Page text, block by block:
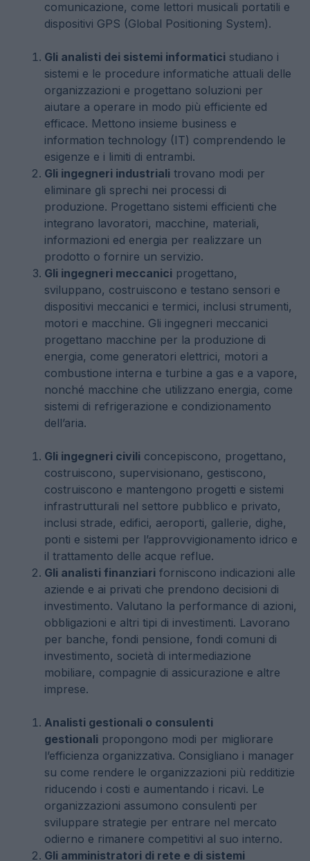
comunicazione, come lettori musicali portatili e
dispositivi GPS (Global Positioning System).
Gli analisti dei sistemi informatici studiano i
sistemi e le procedure informatiche attuali delle
organizzazioni e progettano soluzioni per
aiutare a operare in modo più efficiente ed
efficace. Mettono insieme business e
information technology (IT) comprendendo le
esigenze e i limiti di entrambi.
Gli ingegneri industriali trovano modi per
eliminare gli sprechi nei processi di
produzione. Progettano sistemi efficienti che
integrano lavoratori, macchine, materiali,
informazioni ed energia per realizzare un
prodotto o fornire un servizio.
Gli ingegneri meccanici progettano,
sviluppano, costruiscono e testano sensori e
dispositivi meccanici e termici, inclusi strumenti,
motori e macchine. Gli ingegneri meccanici
progettano macchine per la produzione di
energia, come generatori elettrici, motori a
combustione interna e turbine a gas e a vapore,
nonché macchine che utilizzano energia, come
sistemi di refrigerazione e condizionamento
dell’aria.
Gli ingegneri civili concepiscono, progettano,
costruiscono, supervisionano, gestiscono,
costruiscono e mantengono progetti e sistemi
infrastrutturali nel settore pubblico e privato,
inclusi strade, edifici, aeroporti, gallerie, dighe,
ponti e sistemi per l’approvvigionamento idrico e
il trattamento delle acque reflue.
Gli analisti finanziari forniscono indicazioni alle
aziende e ai privati ​​che prendono decisioni di
investimento. Valutano la performance di azioni,
obbligazioni e altri tipi di investimenti. Lavorano
per banche, fondi pensione, fondi comuni di
investimento, società di intermediazione
mobiliare, compagnie di assicurazione e altre
imprese.
Analisti gestionali o consulenti
gestionali propongono modi per migliorare
l’efficienza organizzativa. Consigliano i manager
su come rendere le organizzazioni più redditizie
riducendo i costi e aumentando i ricavi. Le
organizzazioni assumono consulenti per
sviluppare strategie per entrare nel mercato
odierno e rimanere competitivi al suo interno.
Gli amministratori di rete e di sistemi